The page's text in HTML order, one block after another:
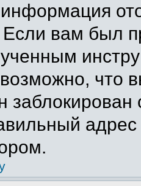
Если вам был
что
адрес